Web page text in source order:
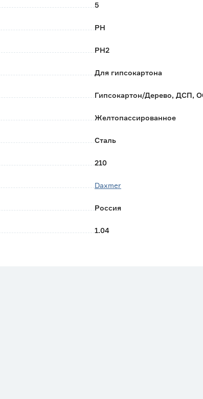
5
PH
PH2
Для гипсокартона
Гипсокартон/Дерево, ДСП,
Желтопассированное
Сталь
210
Daxmer
Россия
1.04